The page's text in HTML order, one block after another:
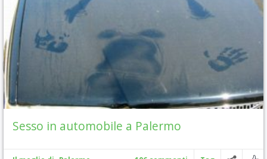
Sesso in automobile a Palermo